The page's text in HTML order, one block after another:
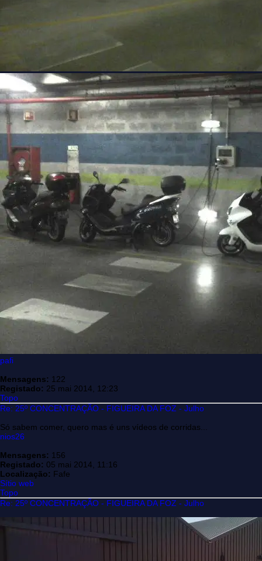
pafi
Mensagens: 122
Registado: 25 mai 2014, 12:23
Topo
Re: 25º CONCENTRAÇÃO - FIGUEIRA DA FOZ - Julho
Só sabem comer, quero mas é uns vídeos de corridas...
nios26
Mensagens: 156
Registado: 05 mai 2014, 11:16
Localização: Fafe
Sítio web
Topo
Re: 25º CONCENTRAÇÃO - FIGUEIRA DA FOZ - Julho